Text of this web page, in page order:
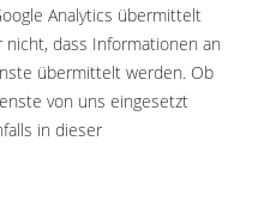
Analytics übermittelt
dass Informationen an
übermittelt werden. Ob
von uns eingesetzt
in dieser